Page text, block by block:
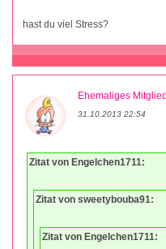
hast du viel Stress?
Ehemaliges Mitglied
31.10.2013 22:54
Zitat von Engelchen1711:
Zitat von sweetybouba91:
Zitat von Engelchen1711: